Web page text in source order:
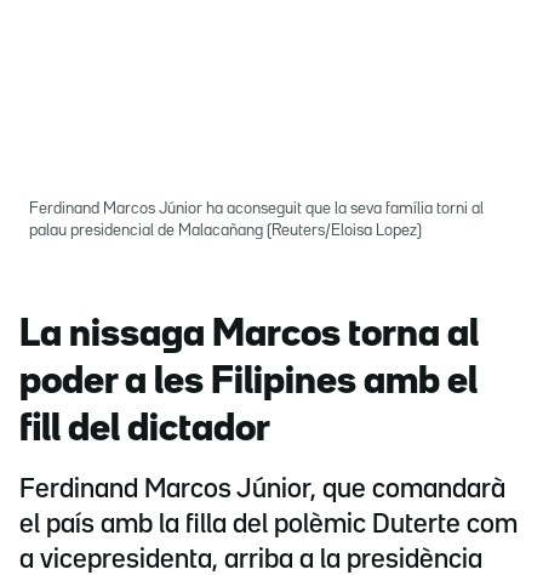
Ferdinand Marcos Júnior ha aconseguit que la seva família torni al
palau presidencial de Malacañang (Reuters/Eloisa Lopez)
La nissaga Marcos torna al
poder a les Filipines amb el
fill del dictador
Ferdinand Marcos Júnior, que comandarà
el país amb la filla del polèmic Duterte com
a vicepresidenta, arriba a la presidència